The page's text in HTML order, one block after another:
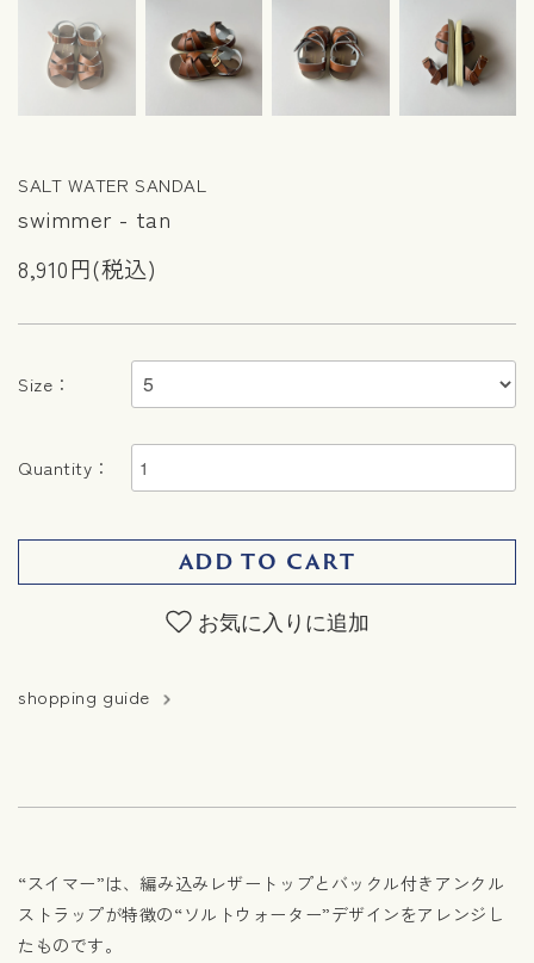
SALT WATER SANDAL
swimmer - tan
8,910円(税込)
Size：
Quantity：
ADD TO CART
お気に入りに追加
shopping guide
“スイマー”は、編み込みレザートップとバックル付きアンクル
ストラップが特徴の“ソルトウォーター”デザインをアレンジし
たものです。